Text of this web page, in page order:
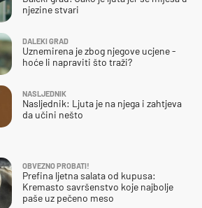
njezine stvari
DALEKI GRAD
Uznemirena je zbog njegove ucjene -
hoće li napraviti što traži?
NASLJEDNIK
Nasljednik: Ljuta je na njega i zahtjeva
da učini nešto
OBVEZNO PROBATI!
Prefina ljetna salata od kupusa:
Kremasto savršenstvo koje najbolje
paše uz pečeno meso